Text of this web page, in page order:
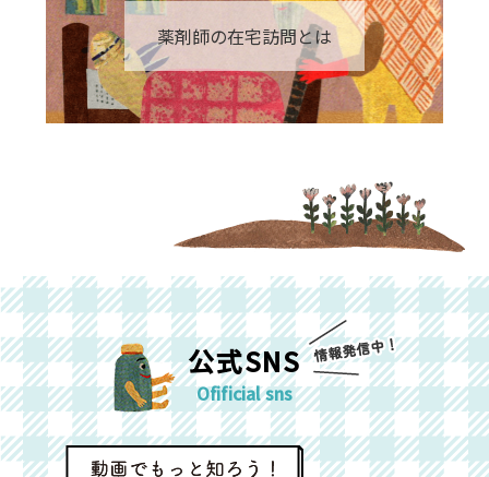
薬剤師の在宅訪問とは
公式SNS
Ofificial sns